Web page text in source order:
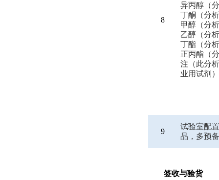
8
异丙醇（
丁酮（分
甲醇（分
乙醇（分
丁酯（分
正丙酯（
注（此分
业用试剂
9
试验室配
品，多预
签收与验货